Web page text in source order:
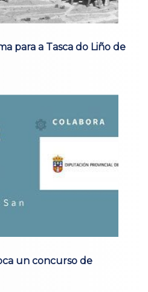
para a Tasca do Liño de
un concurso de